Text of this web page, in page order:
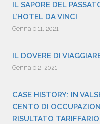
IL SAPORE DEL
L’HOTEL DA VINCI
Gennaio 11, 2021
IL DOVERE DI
Gennaio 2, 2021
CASE HISTORY: IN
CENTO DI
RISULTATO TARIFFARIO